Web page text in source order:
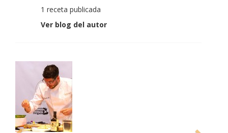
1 receta publicada
Ver blog del autor